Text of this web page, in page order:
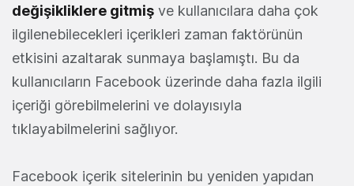
değişikliklere gitmiş ve kullanıcılara daha çok
ilgilenebilecekleri içerikleri zaman faktörünün
etkisini azaltarak sunmaya başlamıştı. Bu da
kullanıcıların Facebook üzerinde daha fazla ilgili
içeriği görebilmelerini ve dolayısıyla
tıklayabilmelerini sağlıyor.
Facebook içerik sitelerinin bu yeniden yapıdan